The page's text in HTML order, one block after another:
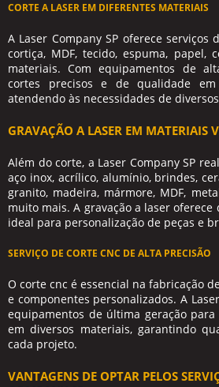
CORTE A LASER EM DIFERENTES MATERIAIS
A Laser Company SP oferece serviços
cortiça, MDF, tecido, espuma, papel,
materiais. Com equipamentos de
cortes precisos e de qualidade em
atendendo às necessidades de
GRAVAÇÃO A LASER EM MATERIAIS
Além do corte, a Laser Company SP
aço inox, acrílico, alumínio, brindes,
granito, madeira, mármore, MDF,
muito mais. A gravação a laser
ideal para personalização de peças e
SERVIÇO DE CORTE CNC DE ALTA PRECISÃO
O corte cnc é essencial na fabricação
e componentes personalizados. A
equipamentos de última geração
em diversos materiais, garantindo
cada projeto.
VANTAGENS DE OPTAR PELOS